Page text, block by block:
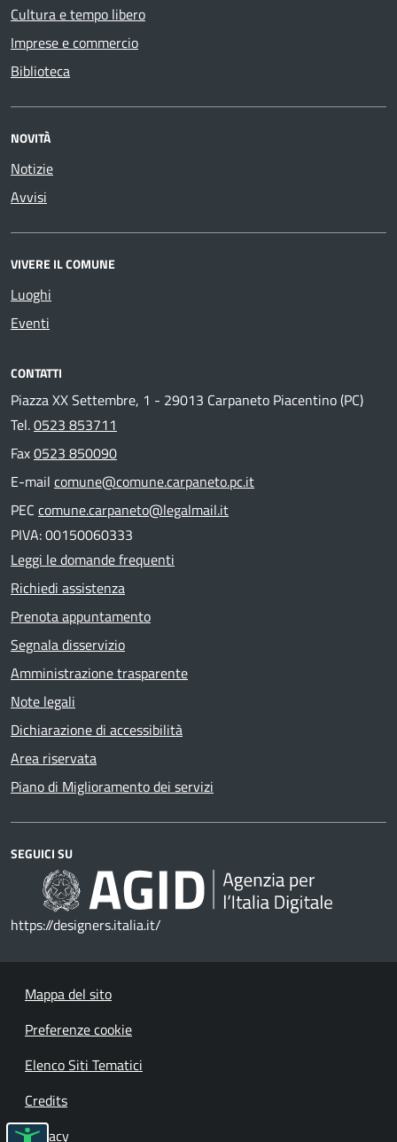
Cultura e tempo libero
Imprese e commercio
Biblioteca
NOVITÀ
Notizie
Avvisi
VIVERE IL COMUNE
Luoghi
Eventi
CONTATTI
Piazza XX Settembre, 1 - 29013 Carpaneto Piacentino (PC)
Tel.0523 853711
Fax0523 850090
E-mail comune@comune.carpaneto.pc.it
PEC comune.carpaneto@legalmail.it
PIVA: 00150060333
Leggi le domande frequenti
Richiedi assistenza
Prenota appuntamento
Segnala disservizio
Amministrazione trasparente
Note legali
Dichiarazione di accessibilità
Area riservata
Piano di Miglioramento dei servizi
SEGUICI SU
https://designers.italia.it/
Mappa del sito
Preferenze cookie
Elenco Siti Tematici
Credits
Privacy